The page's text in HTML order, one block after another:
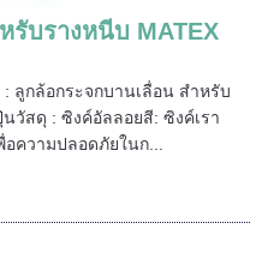
รับรางหนีบ MATEX
: ลูกล้อกระจกบานเลื่อน สำหรับ
วัสดุ : ซิงค์อัลลอยสี: ซิงค์เรา
ความปลอดภัยในก...